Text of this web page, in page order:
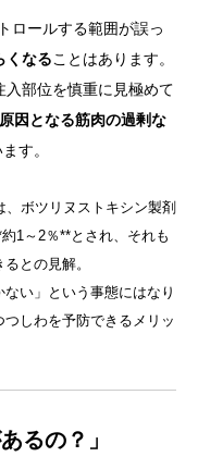
ロールする範囲が誤っ
くなることはあります。
入部位を慎重に見極めて
因となる筋肉の過剰な
す。
、ボツリヌストキシン製剤
1～2％**とされ、それも
との見解。
い」という事態にはなり
しわを予防できるメリッ
るの？」